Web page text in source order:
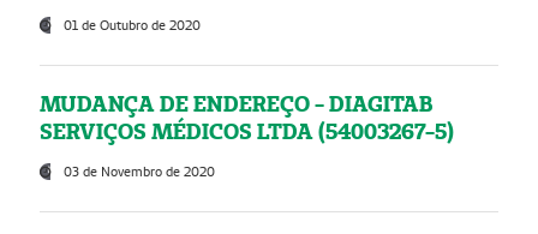
01 de Outubro de 2020
MUDANÇA DE ENDEREÇO - DIAGITAB
SERVIÇOS MÉDICOS LTDA (54003267-5)
03 de Novembro de 2020